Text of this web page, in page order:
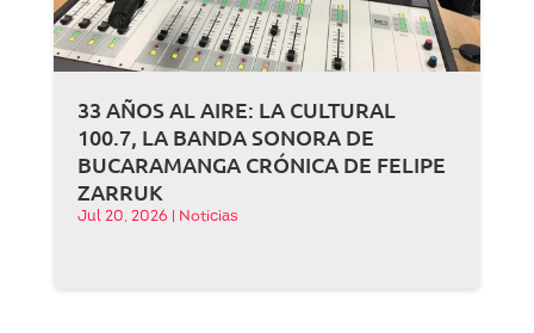
33 AÑOS AL AIRE: LA CULTURAL
100.7, LA BANDA SONORA DE
BUCARAMANGA CRÓNICA DE FELIPE
ZARRUK
Jul 20, 2026 Noticias